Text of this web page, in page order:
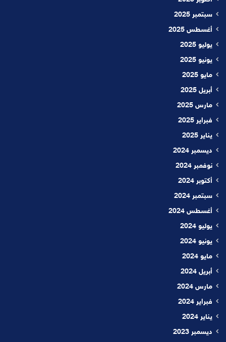
سبتمبر 2025
أغسطس 2025
يوليو 2025
يونيو 2025
مايو 2025
أبريل 2025
مارس 2025
فبراير 2025
يناير 2025
ديسمبر 2024
نوفمبر 2024
أكتوبر 2024
سبتمبر 2024
أغسطس 2024
يوليو 2024
يونيو 2024
مايو 2024
أبريل 2024
مارس 2024
فبراير 2024
يناير 2024
ديسمبر 2023